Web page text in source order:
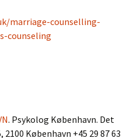
marriage-counselling-
counseling
. Psykolog København. Det
2100 København +45 29 87 63